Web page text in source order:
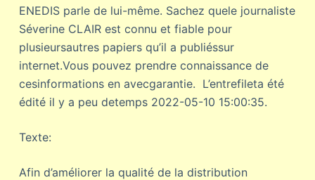
ENEDIS parle de lui-même. Sachez quele journaliste
Séverine CLAIR est connu et fiable pour
plusieursautres papiers qu’il a publiéssur
internet.Vous pouvez prendre connaissance de
cesinformations en avecgarantie. L’entrefileta été
édité il y a peu detemps 2022-05-10 15:00:35.
Texte:
Afin d’améliorer la qualité de la distribution